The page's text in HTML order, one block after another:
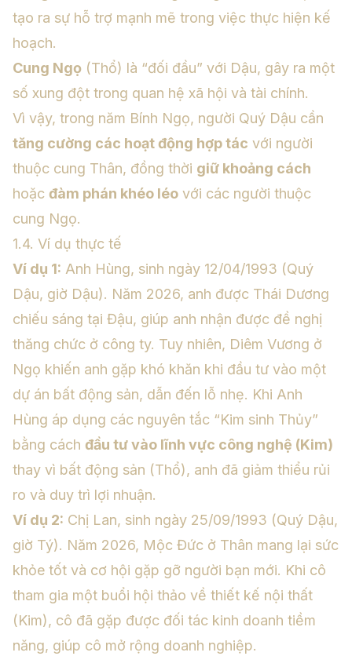
tạo ra sự hỗ trợ mạnh mẽ trong việc thực hiện kế
hoạch.
Cung Ngọ (Thổ) là “đối đầu” với Dậu, gây ra một
số xung đột trong quan hệ xã hội và tài chính.
Vì vậy, trong năm Bính Ngọ, người Quý Dậu cần
tăng cường các hoạt động hợp tác với người
thuộc cung Thân, đồng thời giữ khoảng cách
hoặc đàm phán khéo léo với các người thuộc
cung Ngọ.
1.4. Ví dụ thực tế
Ví dụ 1: Anh Hùng, sinh ngày 12/04/1993 (Quý
Dậu, giờ Dậu). Năm 2026, anh được Thái Dương
chiếu sáng tại Đậu, giúp anh nhận được đề nghị
thăng chức ở công ty. Tuy nhiên, Diêm Vương ở
Ngọ khiến anh gặp khó khăn khi đầu tư vào một
dự án bất động sản, dẫn đến lỗ nhẹ. Khi Anh
Hùng áp dụng các nguyên tắc “Kim sinh Thủy”
bằng cách đầu tư vào lĩnh vực công nghệ (Kim)
thay vì bất động sản (Thổ), anh đã giảm thiểu rủi
ro và duy trì lợi nhuận.
Ví dụ 2: Chị Lan, sinh ngày 25/09/1993 (Quý Dậu,
giờ Tý). Năm 2026, Mộc Đức ở Thân mang lại sức
khỏe tốt và cơ hội gặp gỡ người bạn mới. Khi cô
tham gia một buổi hội thảo về thiết kế nội thất
(Kim), cô đã gặp được đối tác kinh doanh tiềm
năng, giúp cô mở rộng doanh nghiệp.